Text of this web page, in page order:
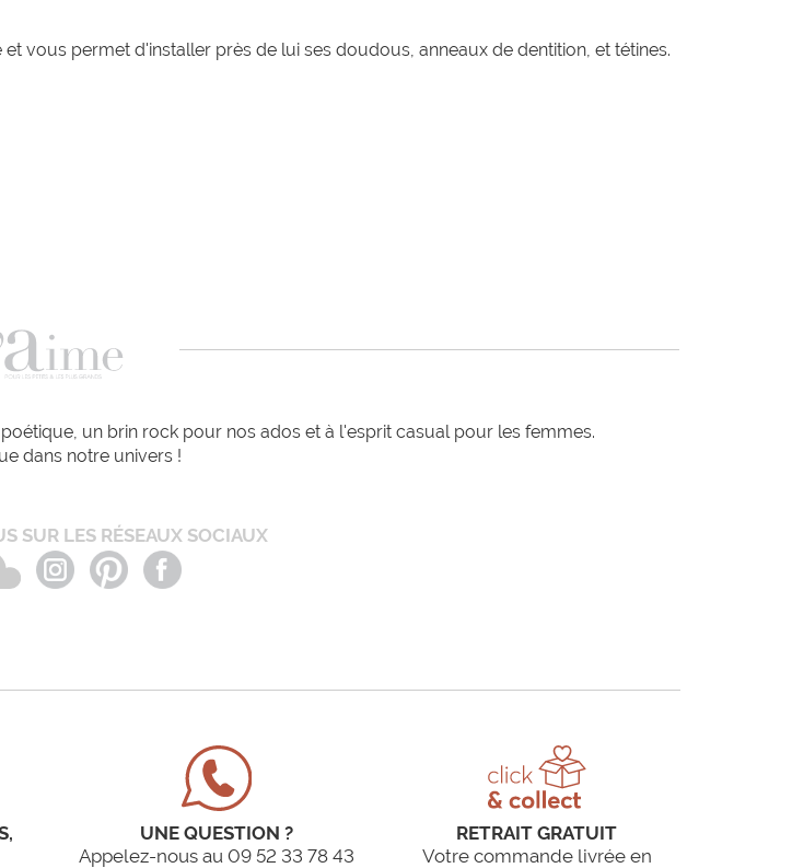
vous permet d'installer près de lui ses doudous, anneaux de dentition, et tétines.
un brin rock pour nos ados et à l'esprit casual pour les femmes.
dans notre univers !
SUR LES RÉSEAUX SOCIAUX
UNE QUESTION ?
Appelez-nous au 09 52 33 78 43
RETRAIT GRATUIT
Votre commande livrée en